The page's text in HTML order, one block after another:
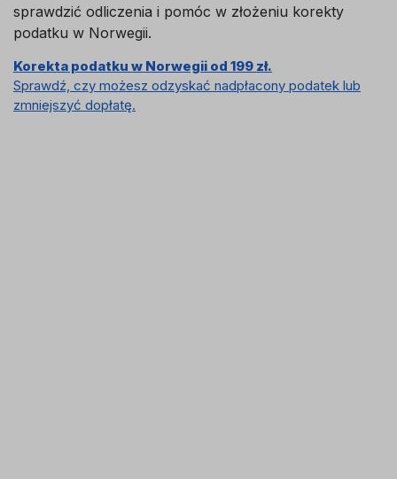
sprawdzić odliczenia i pomóc w złożeniu korekty
podatku w Norwegii.
Korekta podatku w Norwegii od 199 zł.
Sprawdź, czy możesz odzyskać nadpłacony podatek lub
zmniejszyć dopłatę.